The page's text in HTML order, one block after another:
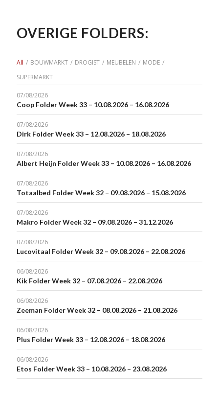
OVERIGE FOLDERS:
All / BOUWMARKT / DROGIST / MEUBELEN / MODE /
SUPERMARKT
07/08/2026
Coop Folder Week 33 – 10.08.2026 – 16.08.2026
07/08/2026
Dirk Folder Week 33 – 12.08.2026 – 18.08.2026
07/08/2026
Albert Heijn Folder Week 33 – 10.08.2026 – 16.08.2026
07/08/2026
Totaalbed Folder Week 32 – 09.08.2026 – 15.08.2026
07/08/2026
Makro Folder Week 32 – 09.08.2026 – 31.12.2026
07/08/2026
Lucovitaal Folder Week 32 – 09.08.2026 – 22.08.2026
06/08/2026
Kik Folder Week 32 – 07.08.2026 – 22.08.2026
06/08/2026
Zeeman Folder Week 32 – 08.08.2026 – 21.08.2026
06/08/2026
Plus Folder Week 33 – 12.08.2026 – 18.08.2026
06/08/2026
Etos Folder Week 33 – 10.08.2026 – 23.08.2026